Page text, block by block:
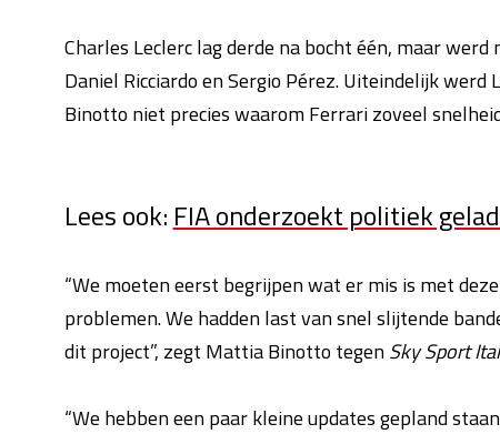
Charles Leclerc lag derde na bocht één, maar
Daniel Ricciardo en Sergio Pérez. Uiteindelijk
Binotto niet precies waarom Ferrari zoveel
Lees ook: FIA onderzoekt politiek
“We moeten eerst begrijpen wat er mis is met
problemen. We hadden last van snel slijtende
dit project”, zegt Mattia Binotto tegenSky Sport
“We hebben een paar kleine updates gepland